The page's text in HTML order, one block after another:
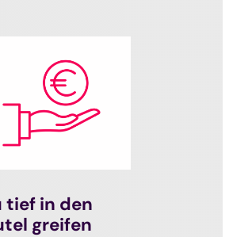
tief in den
greifen